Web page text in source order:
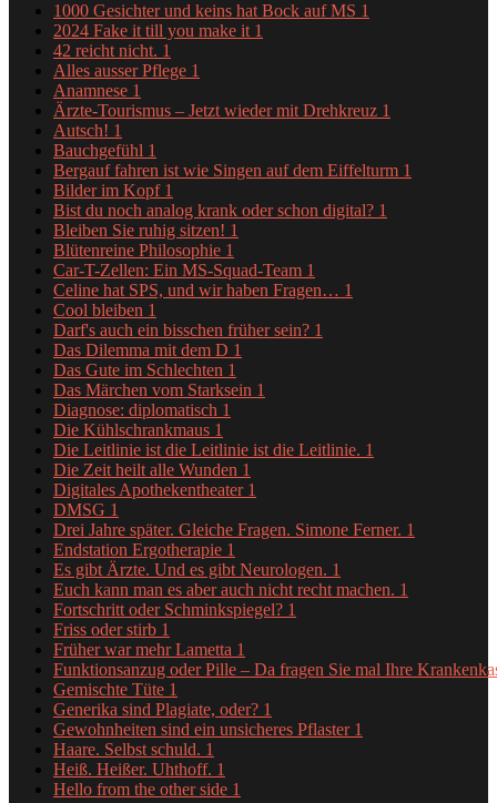
1000 Gesichter und keins hat Bock auf MS 1
2024 Fake it till you make it 1
42 reicht nicht. 1
Alles ausser Pflege 1
Anamnese 1
Ärzte-Tourismus – Jetzt wieder mit Drehkreuz 1
Autsch! 1
Bauchgefühl 1
Bergauf fahren ist wie Singen auf dem Eiffelturm 1
Bilder im Kopf 1
Bist du noch analog krank oder schon digital? 1
Bleiben Sie ruhig sitzen! 1
Blütenreine Philosophie 1
Car-T-Zellen: Ein MS-Squad-Team 1
Celine hat SPS, und wir haben Fragen… 1
Cool bleiben 1
Darf's auch ein bisschen früher sein? 1
Das Dilemma mit dem D 1
Das Gute im Schlechten 1
Das Märchen vom Starksein 1
Diagnose: diplomatisch 1
Die Kühlschrankmaus 1
Die Leitlinie ist die Leitlinie ist die Leitlinie. 1
Die Zeit heilt alle Wunden 1
Digitales Apothekentheater 1
DMSG 1
Drei Jahre später. Gleiche Fragen. Simone Ferner. 1
Endstation Ergotherapie 1
Es gibt Ärzte. Und es gibt Neurologen. 1
Euch kann man es aber auch nicht recht machen. 1
Fortschritt oder Schminkspiegel? 1
Friss oder stirb 1
Früher war mehr Lametta 1
Funktionsanzug oder Pille – Da fragen Sie mal Ihre
Gemischte Tüte 1
Generika sind Plagiate, oder? 1
Gewohnheiten sind ein unsicheres Pflaster 1
Haare. Selbst schuld. 1
Heiß. Heißer. Uhthoff. 1
Hello from the other side 1